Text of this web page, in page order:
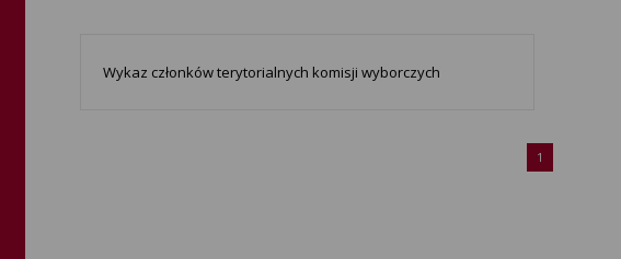
Wykaz członków terytorialnych komisji wyborczych
1